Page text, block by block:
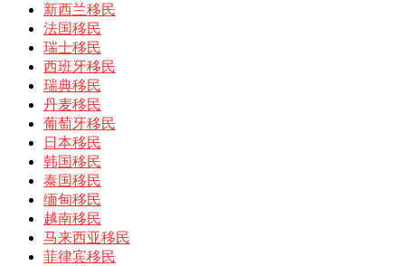
新西兰移民
法国移民
瑞士移民
西班牙移民
瑞典移民
丹麦移民
葡萄牙移民
日本移民
韩国移民
泰国移民
缅甸移民
越南移民
马来西亚移民
菲律宾移民